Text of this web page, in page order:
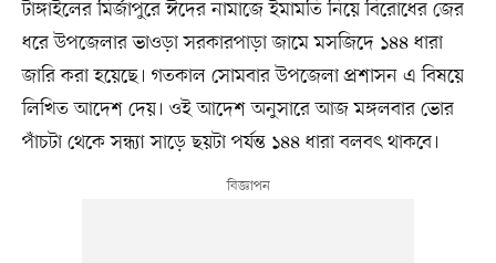
টাঙ্গাইলের মির্জাপুরে ঈদের নামাজে ইমামতি নিয়ে বিরোধের জের
ধরে উপজেলার ভাওড়া সরকারপাড়া জামে মসজিদে ১৪৪ ধারা
জারি করা হয়েছে। গতকাল সোমবার উপজেলা প্রশাসন এ বিষয়ে
লিখিত আদেশ দেয়। ওই আদেশ অনুসারে আজ মঙ্গলবার ভোর
পাঁচটা থেকে সন্ধ্যা সাড়ে ছয়টা পর্যন্ত ১৪৪ ধারা বলবৎ থাকবে।